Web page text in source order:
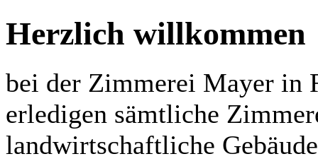
Herzlich willkommen
bei der Zimmerei Mayer in
erledigen sämtliche
landwirtschaftliche